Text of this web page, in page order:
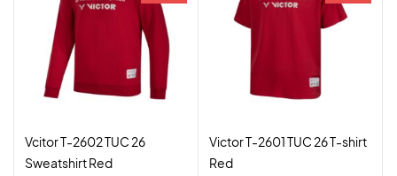
Vcitor T-2602 TUC 26
Sweatshirt Red
Victor T-2601 TUC 26 T-shirt
Red